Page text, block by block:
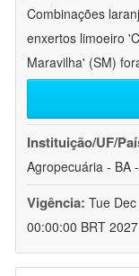
Combinações
enxertos limoeiro
Maravilha' (SM)
Instituição/UF/
Agropecuária - BA
Vigência: Tue
00:00:00 BRT 2027